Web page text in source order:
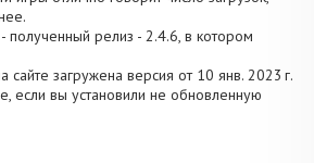
полученный релиз - 2.4.6, в котором
сайте загружена версия от 10 янв. 2023 г.
если вы установили не обновленную